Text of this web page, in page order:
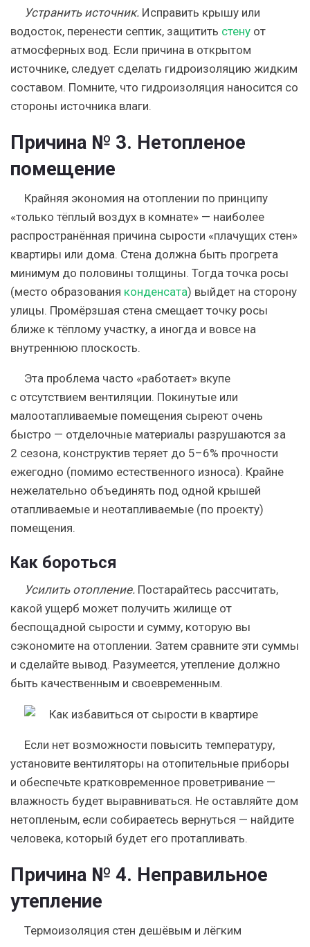
Устранить источник. Исправить крышу или
водосток, перенести септик, защитить стену от
атмосферных вод. Если причина в открытом
источнике, следует сделать гидроизоляцию жидким
составом. Помните, что гидроизоляция наносится со
стороны источника влаги.
Причина № 3. Нетопленое
помещение
Крайняя экономия на отоплении по принципу
«только тёплый воздух в комнате» — наиболее
распространённая причина сырости «плачущих стен»
квартиры или дома. Стена должна быть прогрета
минимум до половины толщины. Тогда точка росы
(место образования конденсата) выйдет на сторону
улицы. Промёрзшая стена смещает точку росы
ближе к тёплому участку, а иногда и вовсе на
внутреннюю плоскость.
Эта проблема часто «работает» вкупе
с отсутствием вентиляции. Покинутые или
малоотапливаемые помещения сыреют очень
быстро — отделочные материалы разрушаются за
2 сезона, конструктив теряет до 5–6% прочности
ежегодно (помимо естественного износа). Крайне
нежелательно объединять под одной крышей
отапливаемые и неотапливаемые (по проекту)
помещения.
Как бороться
Усилить отопление. Постарайтесь рассчитать,
какой ущерб может получить жилище от
беспощадной сырости и сумму, которую вы
сэкономите на отоплении. Затем сравните эти суммы
и сделайте вывод. Разумеется, утепление должно
быть качественным и своевременным.
Если нет возможности повысить температуру,
установите вентиляторы на отопительные приборы
и обеспечьте кратковременное проветривание —
влажность будет выравниваться. Не оставляйте дом
нетопленым, если собираетесь вернуться — найдите
человека, который будет его протапливать.
Причина № 4. Неправильное
утепление
Термоизоляция стен дешёвым и лёгким